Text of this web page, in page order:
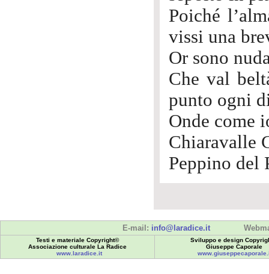
Poiché
vissi una
Or sono
Che val
punto ogni
Onde come
Chiaravalle
Peppino del
E-mail: info@laradice.it
Testi e materiale Copyright©
Associazione culturale La Radice
www.laradice.it
Sviluppo e design
Giuseppe Caporale